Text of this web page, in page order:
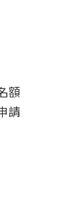
額
請